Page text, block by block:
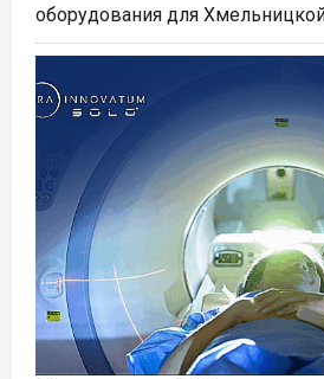
оборудования для